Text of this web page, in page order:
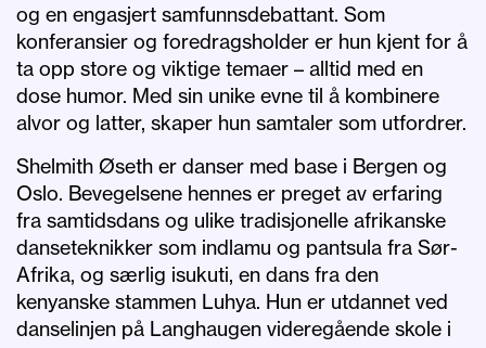
og en engasjert samfunnsdebattant. Som
konferansier og foredragsholder er hun kjent for å
ta opp store og viktige temaer – alltid med en
dose humor. Med sin unike evne til å kombinere
alvor og latter, skaper hun samtaler som utfordrer.
Shelmith Øseth er danser med base i Bergen og
Oslo. Bevegelsene hennes er preget av erfaring
fra samtidsdans og ulike tradisjonelle afrikanske
danseteknikker som indlamu og pantsula fra Sør-
Afrika, og særlig isukuti, en dans fra den
kenyanske stammen Luhya. Hun er utdannet ved
danselinjen på Langhaugen videregående skole i